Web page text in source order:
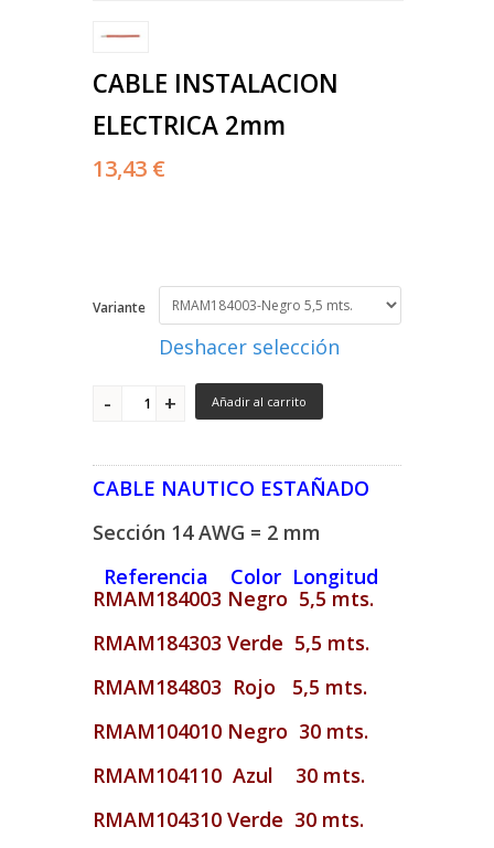
CABLE INSTALACION
ELECTRICA 2mm
13,43 €
Variante
Deshacer selección
Añadir al carrito
CABLE NAUTICO ESTAÑADO
Sección 14 AWG = 2 mm
Referencia Color Longitud
RMAM184003 Negro 5,5 mts.
RMAM184303 Verde 5,5 mts.
RMAM184803 Rojo 5,5 mts.
RMAM104010 Negro 30 mts.
RMAM104110 Azul 30 mts.
RMAM104310 Verde 30 mts.